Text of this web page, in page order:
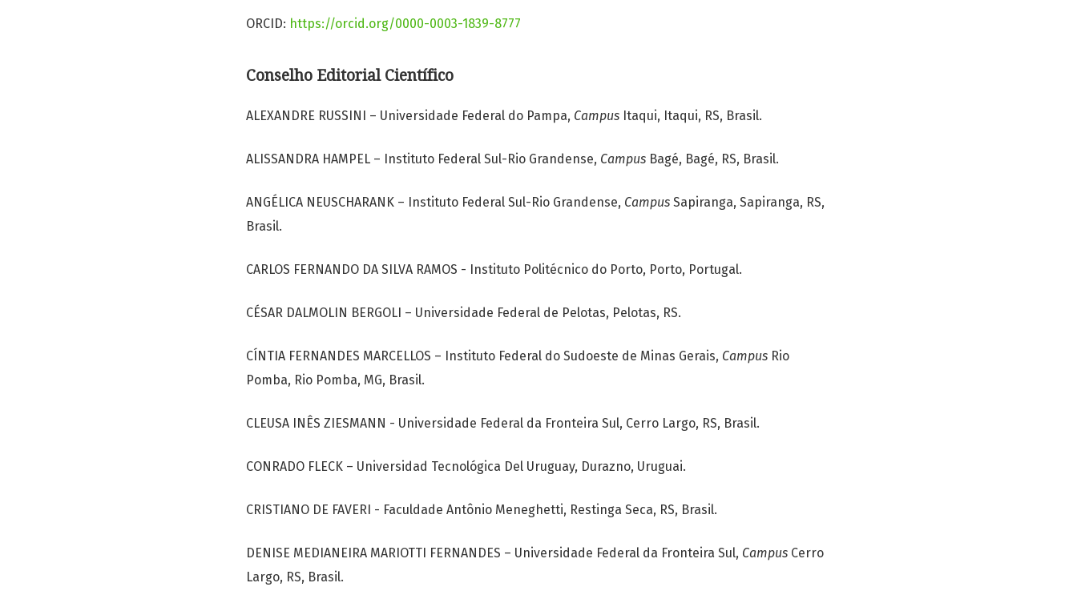
ORCID: https://orcid.org/0000-0003-1839-8777
Conselho Editorial Científico
ALEXANDRE RUSSINI – Universidade Federal do Pampa, Campus Itaqui, Itaqui, RS, Brasil.
ALISSANDRA HAMPEL – Instituto Federal Sul-Rio Grandense, Campus Bagé, Bagé, RS, Brasil.
ANGÉLICA NEUSCHARANK – Instituto Federal Sul-Rio Grandense, Campus Sapiranga, Sapiranga, RS,
Brasil.
CARLOS FERNANDO DA SILVA RAMOS - Instituto Politécnico do Porto, Porto, Portugal.
CÉSAR DALMOLIN BERGOLI – Universidade Federal de Pelotas, Pelotas, RS.
CÍNTIA FERNANDES MARCELLOS – Instituto Federal do Sudoeste de Minas Gerais, Campus Rio
Pomba, Rio Pomba, MG, Brasil.
CLEUSA INÊS ZIESMANN - Universidade Federal da Fronteira Sul, Cerro Largo, RS, Brasil.
CONRADO FLECK – Universidad Tecnológica Del Uruguay, Durazno, Uruguai.
CRISTIANO DE FAVERI - Faculdade Antônio Meneghetti, Restinga Seca, RS, Brasil.
DENISE MEDIANEIRA MARIOTTI FERNANDES – Universidade Federal da Fronteira Sul, Campus Cerro
Largo, RS, Brasil.